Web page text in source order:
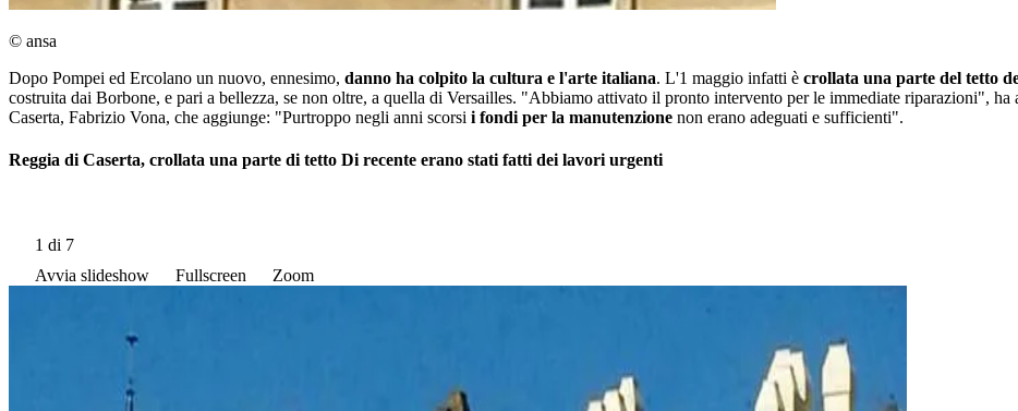
© ansa
Dopo Pompei ed Ercolano un nuovo, ennesimo, danno ha colpito la cultura e l'arte italiana. L'1 maggio infatti è crollata una parte del tetto
costruita dai Borbone, e pari a bellezza, se non oltre, a quella di Versailles. "Abbiamo attivato il pronto intervento per le immediate riparazioni",
Caserta, Fabrizio Vona, che aggiunge: "Purtroppo negli anni scorsi i fondi per la manutenzione non erano adeguati e sufficienti".
Reggia di Caserta, crollata una parte di tetto Di recente erano stati fatti dei lavori urgenti
1 di 7
Avvia slideshow
Fullscreen Zoom